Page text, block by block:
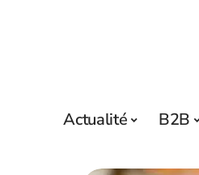
Actualité B2B